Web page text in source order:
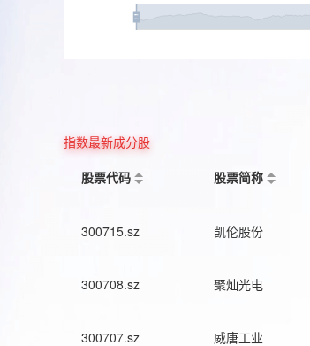
指数最新成分股
股票代码
股票简称
300715.sz 凯伦股份
300708.sz 聚灿光电
300707.sz 威唐工业